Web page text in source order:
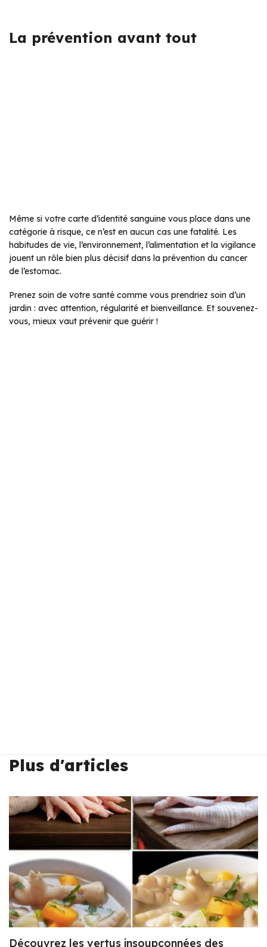
La prévention avant tout
Même si votre carte d’identité sanguine vous place dans une
catégorie à risque, ce n’est en aucun cas une fatalité. Les
habitudes de vie, l’environnement, l’alimentation et la vigilance
jouent un rôle bien plus décisif dans la prévention du cancer
de l’estomac.
Prenez soin de votre santé comme vous prendriez soin d’un
jardin : avec attention, régularité et bienveillance. Et souvenez-
vous, mieux vaut prévenir que guérir !
Plus d'articles
Découvrez les vertus insoupçonnées des